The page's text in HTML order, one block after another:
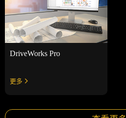
DriveWorks Pro
更多